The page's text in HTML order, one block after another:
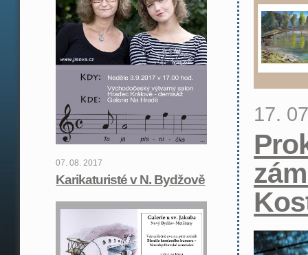
07. 08. 2017
Karikaturisté v N. Bydžově
17.